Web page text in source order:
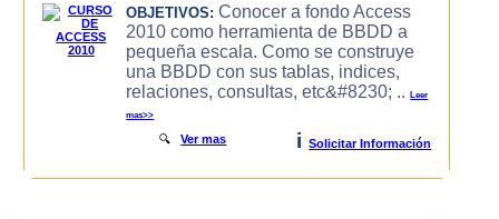
OBJETIVOS: Conocer a fondo Access
2010 como herramienta de BBDD a
pequeña escala. Como se construye
una BBDD con sus tablas, indices,
relaciones, consultas, etc&#8230; ..Leer
mas>>
🔍Ver mas i Solicitar Información